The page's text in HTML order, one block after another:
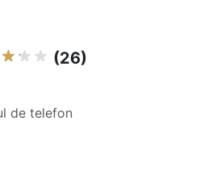
(26)
de telefon